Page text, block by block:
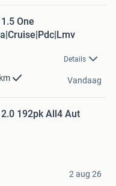
One
Details
km Vandaag
192pk All4 Aut
2 aug 26